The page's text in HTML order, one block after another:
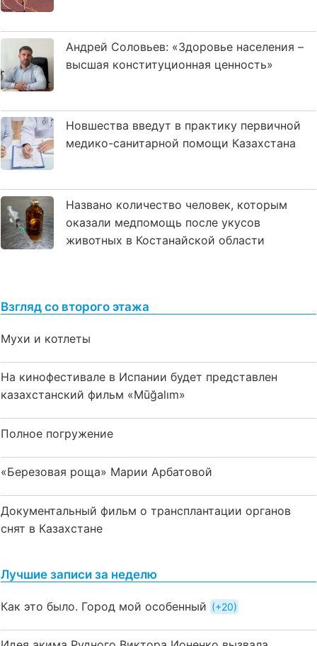
Андрей Соловьев: «Здоровье населения –
высшая конституционная ценность»
Новшества введут в практику первичной
медико-санитарной помощи Казахстана
Названо количество человек, которым
оказали медпомощь после укусов
животных в Костанайской области
Взгляд со второго этажа
Мухи и котлеты
На кинофестивале в Испании будет представлен
казахстанский фильм «Mūğalım»
Полное погружение
«Березовая роща» Марии Арбатовой
Документальный фильм о трансплантации органов
снят в Казахстане
Лучшие записи за неделю
Как это было. Город мой особенный +20